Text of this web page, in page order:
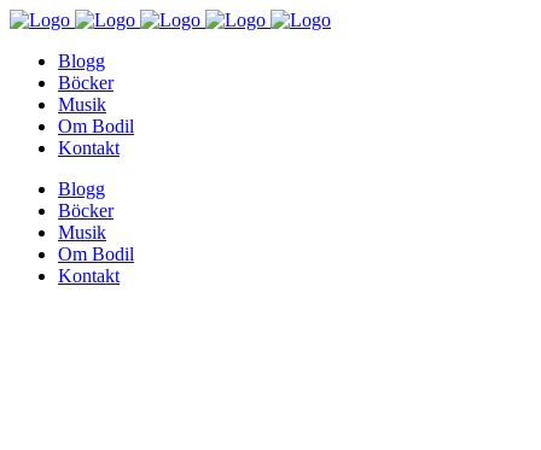
Blogg
Böcker
Musik
Om Bodil
Kontakt
Blogg
Böcker
Musik
Om Bodil
Kontakt